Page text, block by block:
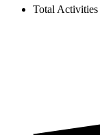
Total Activities